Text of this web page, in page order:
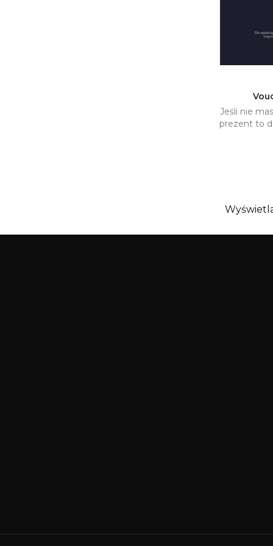

Jeśli nie
prezent to